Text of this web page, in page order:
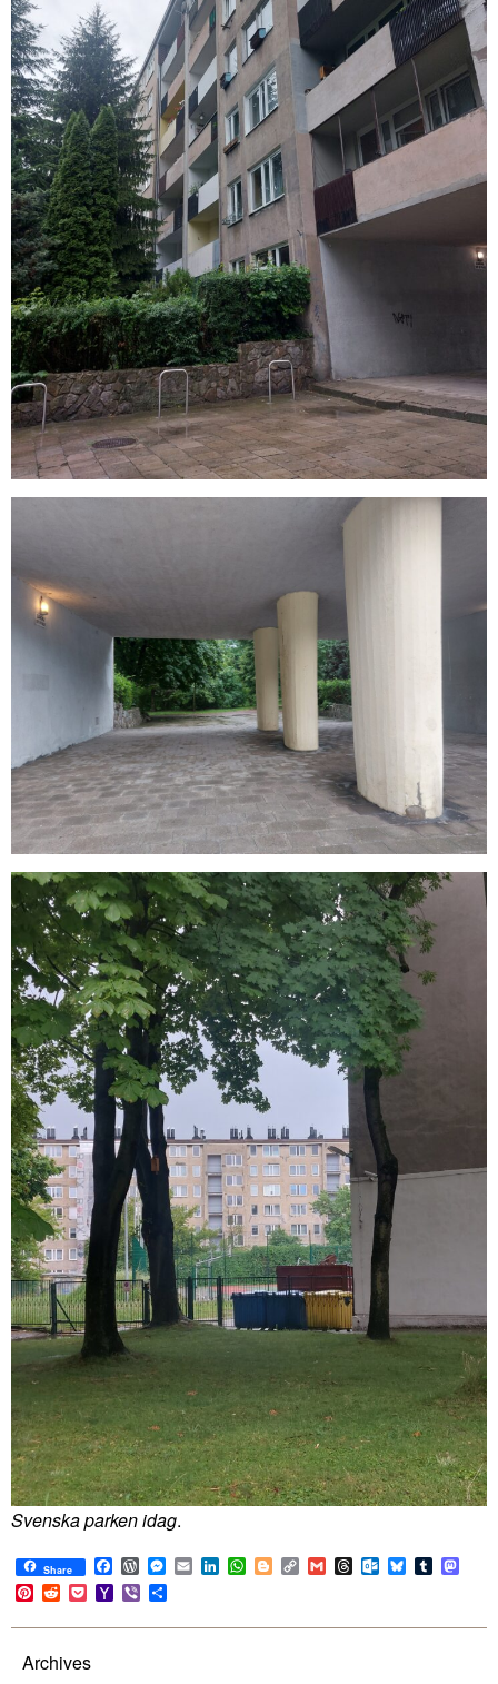
Svenska parken idag.
Share Facebook
WordPress
Messenger
EmailLinkedIn
WhatsApp
BloggerCopy
Link
GmailThreadsOutlook.com
BlueskyTumblr
Pinterest
RedditPocketYahoo
Mail
Viber
Archives